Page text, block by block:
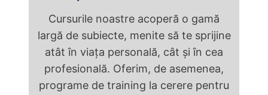
Cursurile noastre acoperă o gamă
largă de subiecte, menite să te sprijine
atât în viața personală, cât și în cea
profesională. Oferim, de asemenea,
programe de training la cerere pentru